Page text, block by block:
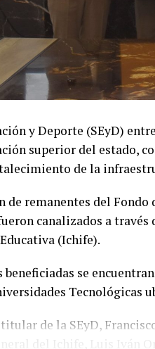
y Deporte (SEyD)
superior del estado,
de la
de remanentes del
canalizados a
(Ichife).
se
Tecnológicas
de la SEyD,